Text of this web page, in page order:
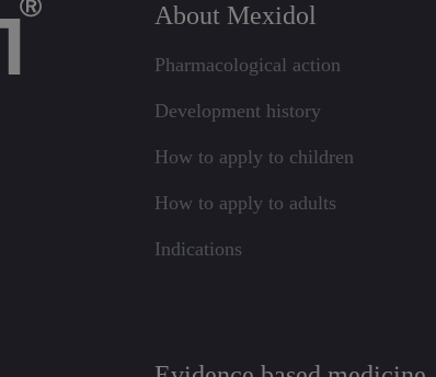
About Mexidol
Pharmacological action
Development history
How to apply to children
How to apply to adults
Indications